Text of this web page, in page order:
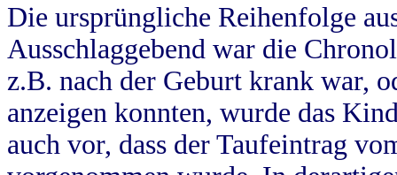
Die ursprüngliche Reihenfolge
Ausschlaggebend war die
z.B. nach der Geburt krank war,
anzeigen konnten, wurde das
auch vor, dass der Taufeintrag